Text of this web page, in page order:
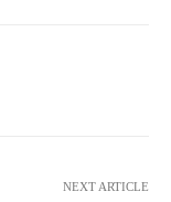
NEXT ARTICLE